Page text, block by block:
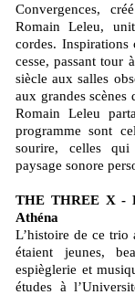
Convergences,
Romain Leleu,
cordes. Inspirations
cesse, passant tour
siècle aux salles
aux grandes scènes
Romain Leleu
programme sont
sourire, celles qui
paysage sonore
THE THREE X -
Athéna
L’histoire de ce trio
étaient jeunes,
espièglerie et
études à